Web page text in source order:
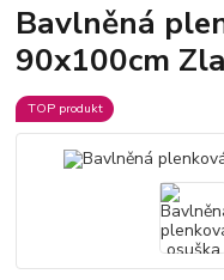
Bavlněná
90x100cm
TOP produkt